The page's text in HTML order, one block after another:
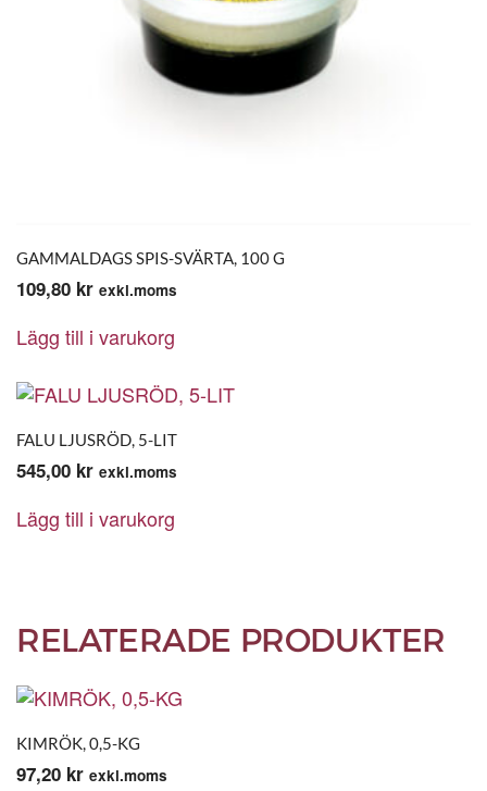
GAMMALDAGS SPIS-SVÄRTA, 100 G
109,80 kr exkl.moms
Lägg till i varukorg
FALU LJUSRÖD, 5-LIT
545,00 kr exkl.moms
Lägg till i varukorg
RELATERADE PRODUKTER
KIMRÖK, 0,5-KG
97,20 kr exkl.moms